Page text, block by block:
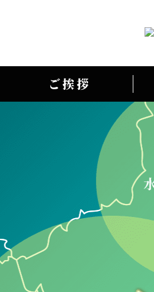
ご挨拶